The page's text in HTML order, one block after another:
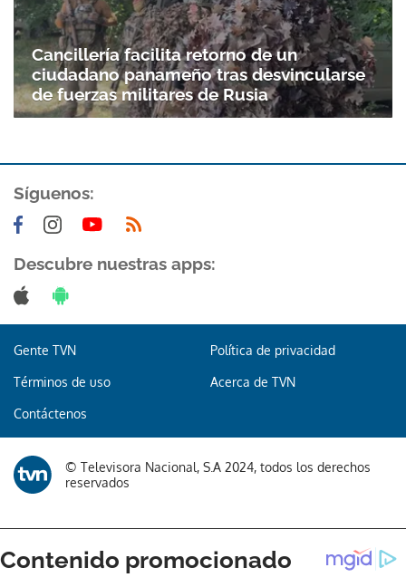
Gracias por suscribirte a nuestro boletín.
ACEPTAR
Cancillería facilita retorno de un
ciudadano panameño tras desvincularse
de fuerzas militares de Rusia
Síguenos:
Descubre nuestras apps:
Gente TVN Política de privacidad
Términos de uso Acerca de TVN
Contáctenos
© Televisora Nacional, S.A 2024, todos los derechos
reservados